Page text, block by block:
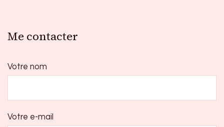
Me contacter
Votre nom
Votre e-mail